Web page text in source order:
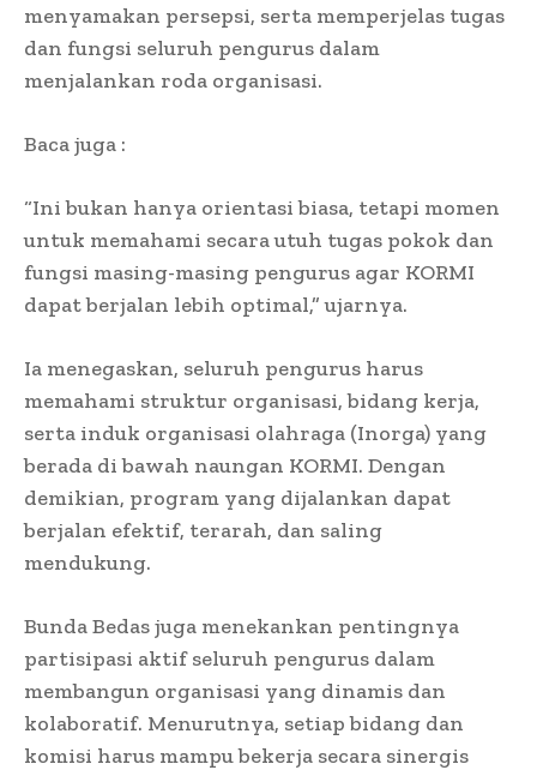
menyamakan persepsi, serta memperjelas tugas
dan fungsi seluruh pengurus dalam
menjalankan roda organisasi.
Baca juga :
“Ini bukan hanya orientasi biasa, tetapi momen
untuk memahami secara utuh tugas pokok dan
fungsi masing-masing pengurus agar KORMI
dapat berjalan lebih optimal,” ujarnya.
Ia menegaskan, seluruh pengurus harus
memahami struktur organisasi, bidang kerja,
serta induk organisasi olahraga (Inorga) yang
berada di bawah naungan KORMI. Dengan
demikian, program yang dijalankan dapat
berjalan efektif, terarah, dan saling
mendukung.
Bunda Bedas juga menekankan pentingnya
partisipasi aktif seluruh pengurus dalam
membangun organisasi yang dinamis dan
kolaboratif. Menurutnya, setiap bidang dan
komisi harus mampu bekerja secara sinergis